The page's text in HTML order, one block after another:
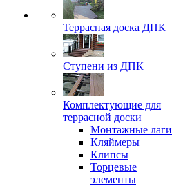
Террасная доска ДПК
Ступени из ДПК
Комплектующие для
террасной доски
Монтажные лаги
Кляймеры
Клипсы
Торцевые
элементы